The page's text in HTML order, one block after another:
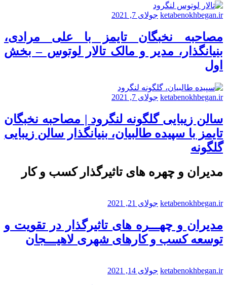
ketabenokhbegan.ir جولای 7, 2021
مصاحبه نخبگان تایمز با علی مرادی،
بنیانگذار، مدیر و مالک تالار لوتوس – بخش
اول
ketabenokhbegan.ir جولای 7, 2021
سالن زیبایی گلگونه لنگرود | مصاحبه نخبگان
تایمز با سپیده طالبیان، بنیانگذار سالن زیبایی
گلگونه
مدیران و چهره های تاثیرگذار کسب و کار
ketabenokhbegan.ir جولای 21, 2021
مدیران و چهـــره های تاثیرگذار در تقویت و
توسعه کسب و کارهای شهری لاهیـــجان
ketabenokhbegan.ir جولای 14, 2021